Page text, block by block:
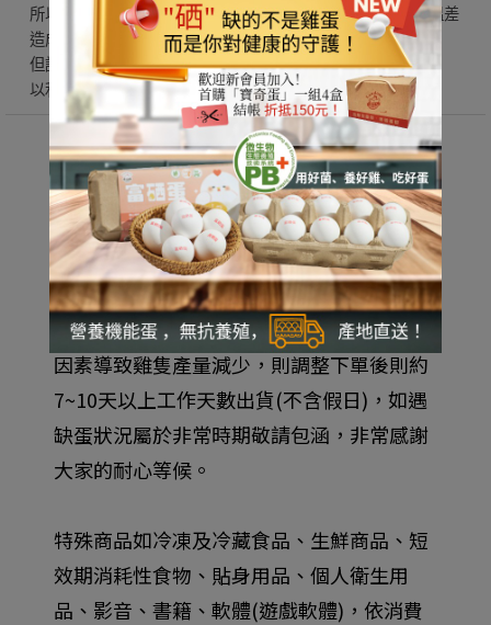
所以我們可常溫配送，因低溫配送怕無法全程冷鏈，反而因溫差
造成雞蛋變質！
但請大家於收到蛋品後放冰箱保存！
以利鎖住當下鮮度喔!
｜規格說明
咱兜ㄟ雞蛋採預購制，牧場從蛋品包裝到出
貨48小時內新鮮送達！
正常下單後【第一次出貨】約3~5天工作天
數出貨(不含例假日)，若因氣候變化等自然
因素導致雞隻產量減少，則調整下單後則約
7~10天以上工作天數出貨(不含假日)，如遇
缺蛋狀況屬於非常時期敬請包涵，非常感謝
大家的耐心等候。
特殊商品如冷凍及冷藏食品、生鮮商品、短
效期消耗性食物、貼身用品、個人衛生用
品、影音、書籍、軟體(遊戲軟體)，依消費